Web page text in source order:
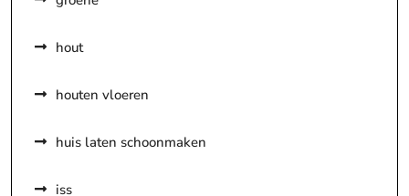
hout
houten vloeren
huis laten schoonmaken
iss